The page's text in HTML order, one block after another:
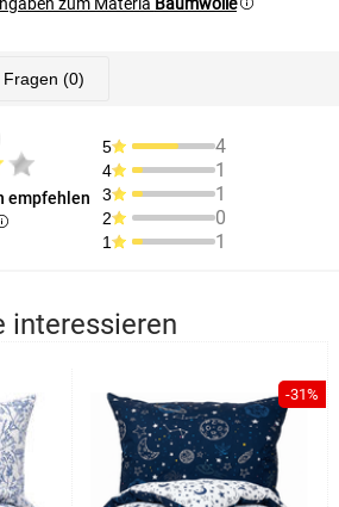
Fragen (0)
empfehlen
5 4
4 1
3 1
2 0
1 1
interessieren
-31%